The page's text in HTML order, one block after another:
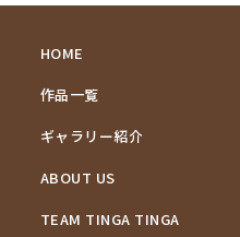
HOME
作品一覧
ギャラリー紹介
ABOUT US
TEAM TINGA TINGA